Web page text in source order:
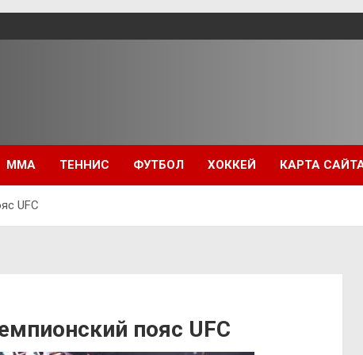
ММА ТЕННИС ФУТБОЛ ХОККЕЙ КАРТА
UFC
пояс UFC